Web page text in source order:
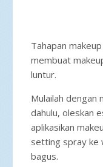
Tahapan
membuat
luntur.
Mulailah dengan
dahulu, oleskan
aplikasikan
setting spray ke
bagus.